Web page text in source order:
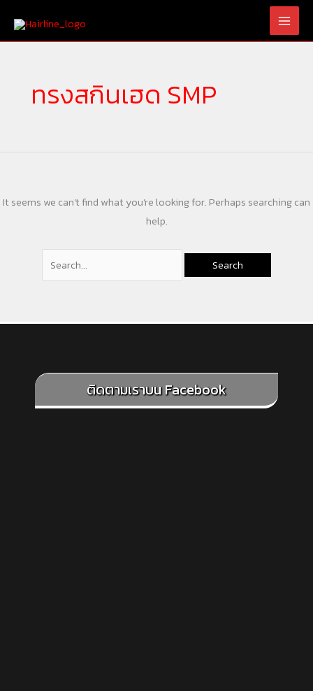
content
ทรงสกินเฮด SMP
It seems we can’t find what you’re looking for. Perhaps searching can
help.
for:
ติดตามเราบน Facebook